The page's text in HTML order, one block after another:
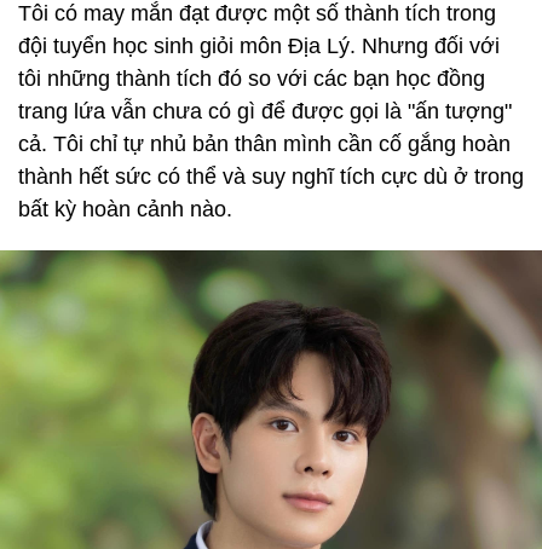
Tôi có may mắn đạt được một số thành tích trong
đội tuyển học sinh giỏi môn Địa Lý. Nhưng đối với
tôi những thành tích đó so với các bạn học đồng
trang lứa vẫn chưa có gì để được gọi là "ấn tượng"
cả. Tôi chỉ tự nhủ bản thân mình cần cố gắng hoàn
thành hết sức có thể và suy nghĩ tích cực dù ở trong
bất kỳ hoàn cảnh nào.